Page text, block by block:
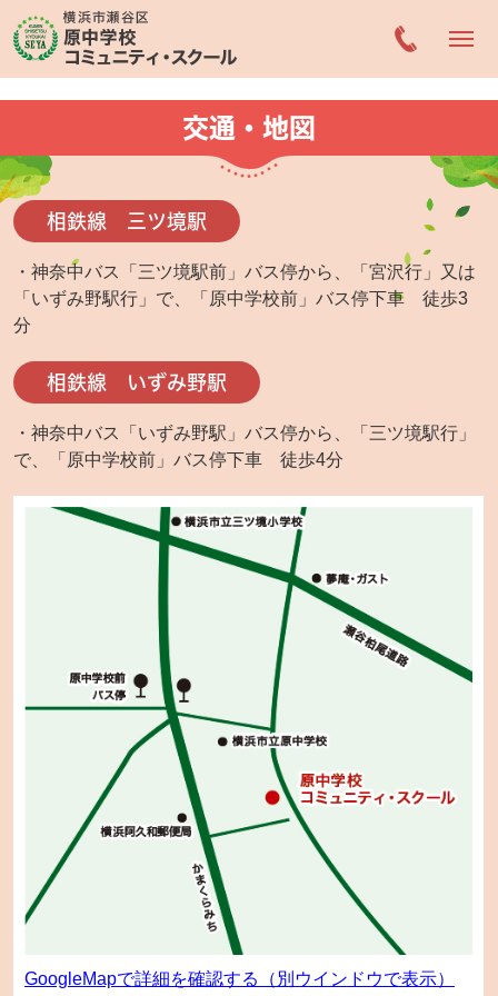
交通・地図
相鉄線 三ツ境駅
・神奈中バス「三ツ境駅前」バス停から、「宮沢行」又は
「いずみ野駅行」で、「原中学校前」バス停下車 徒歩3
分
相鉄線 いずみ野駅
・神奈中バス「いずみ野駅」バス停から、「三ツ境駅行」
で、「原中学校前」バス停下車 徒歩4分
GoogleMapで詳細を確認する（別ウインドウで表示）